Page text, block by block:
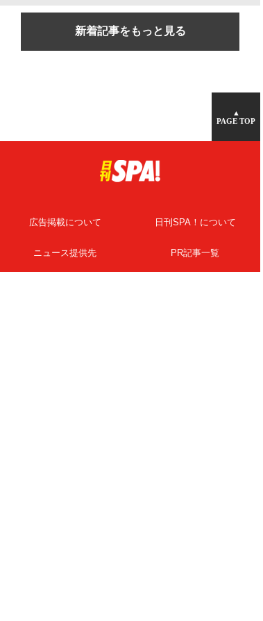
新着記事をもっと見る
▲
PAGE TOP
広告掲載について 日刊SPA！について
ニュース提供先 PR記事一覧